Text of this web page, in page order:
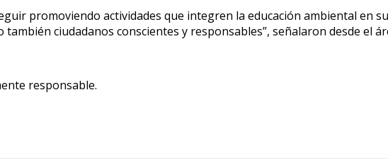
promoviendo actividades que integren la educación ambiental en
ciudadanos conscientes y responsables”, señalaron desde el
responsable.